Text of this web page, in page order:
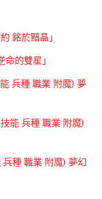
銘於黯晶」
的雙星」
兵種 職業 附魔) 夢
能 兵種 職業 附魔)
種 職業 附魔) 夢幻